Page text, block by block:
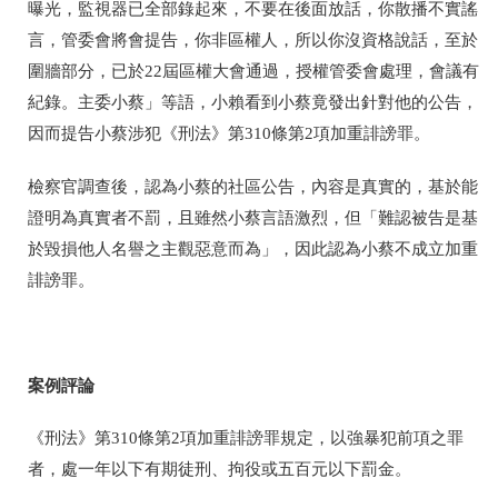
曝光，監視器已全部錄起來，不要在後面放話，你散播不實謠
言，管委會將會提告，你非區權人，所以你沒資格說話，至於
圍牆部分，已於22屆區權大會通過，授權管委會處理，會議有
紀錄。主委小蔡」等語，小賴看到小蔡竟發出針對他的公告，
因而提告小蔡涉犯《刑法》第310條第2項加重誹謗罪。
檢察官調查後，認為小蔡的社區公告，內容是真實的，基於能
證明為真實者不罰，且雖然小蔡言語激烈，但「難認被告是基
於毀損他人名譽之主觀惡意而為」，因此認為小蔡不成立加重
誹謗罪。
案例評論
《刑法》第310條第2項加重誹謗罪規定，以強暴犯前項之罪
者，處一年以下有期徒刑、拘役或五百元以下罰金。